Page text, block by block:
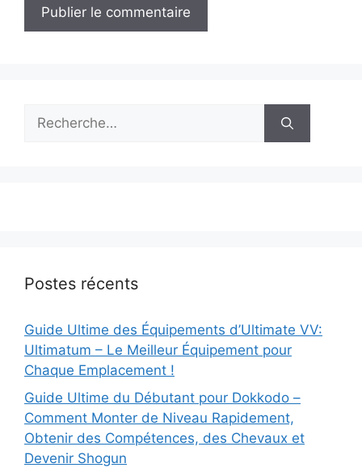
Rechercher :
Postes récents
Guide Ultime des Équipements d’Ultimate VV:
Ultimatum – Le Meilleur Équipement pour
Chaque Emplacement !
Guide Ultime du Débutant pour Dokkodo –
Comment Monter de Niveau Rapidement,
Obtenir des Compétences, des Chevaux et
Devenir Shogun